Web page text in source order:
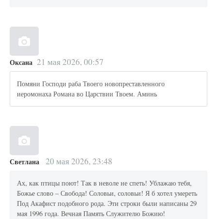
Оксана 21 мая 2026, 00:57
Помяни Господи раба Твоего новопреставленного
иеромонаха Романа во Царствии Твоем. Аминь
Светлана 20 мая 2026, 23:48
Ах, как птицы поют! Так в неволе не спеть! Ублажаю тебя,
Божье слово – Свобода! Соловьи, соловьи! Я б хотел умереть
Под Акафист подобного рода. Эти строки были написаны 29
мая 1996 года. Вечная Память Служителю Божию!